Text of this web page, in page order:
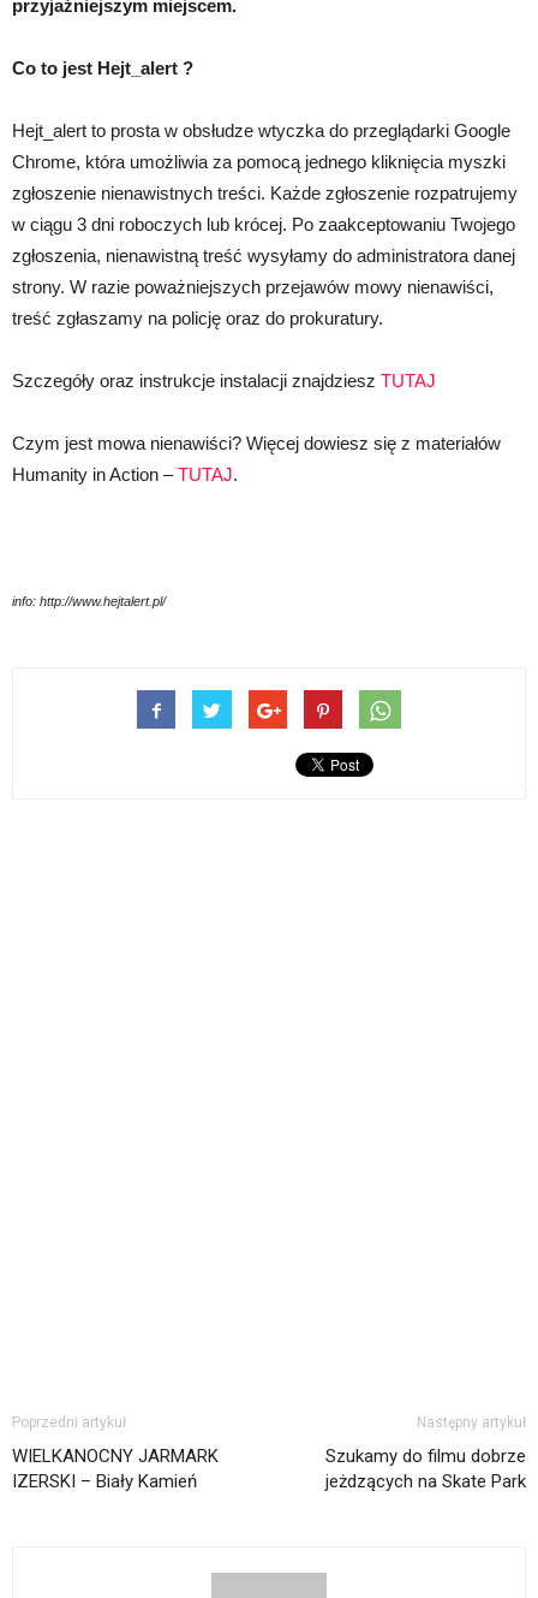
przyjaźniejszym miejscem.
Co to jest Hejt_alert ?
Hejt_alert to prosta w obsłudze wtyczka do przeglądarki Google
Chrome, która umożliwia za pomocą jednego kliknięcia myszki
zgłoszenie nienawistnych treści. Każde zgłoszenie rozpatrujemy
w ciągu 3 dni roboczych lub krócej. Po zaakceptowaniu Twojego
zgłoszenia, nienawistną treść wysyłamy do administratora danej
strony. W razie poważniejszych przejawów mowy nienawiści,
treść zgłaszamy na policję oraz do prokuratury.
Szczegóły oraz instrukcje instalacji znajdziesz TUTAJ
Czym jest mowa nienawiści? Więcej dowiesz się z materiałów
Humanity in Action –TUTAJ.
info: http://www.hejtalert.pl/
Poprzedni artykuł
WIELKANOCNY JARMARK
IZERSKI – Biały Kamień
Następny artykuł
Szukamy do filmu dobrze
jeżdzących na Skate Park